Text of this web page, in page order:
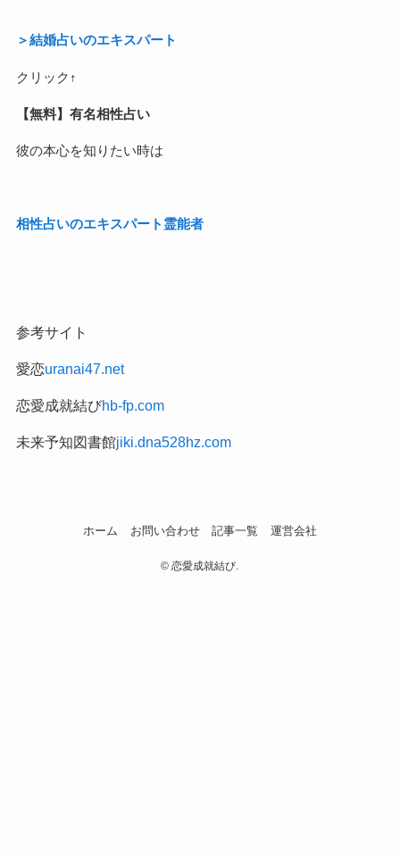
＞結婚占いのエキスパート
クリック↑
【無料】有名相性占い
彼の本心を知りたい時は
相性占いのエキスパート霊能者
参考サイト
愛恋uranai47.net
恋愛成就結びhb-fp.com
未来予知図書館jiki.dna528hz.com
ホーム お問い合わせ 記事一覧 運営会社
© 恋愛成就結び.